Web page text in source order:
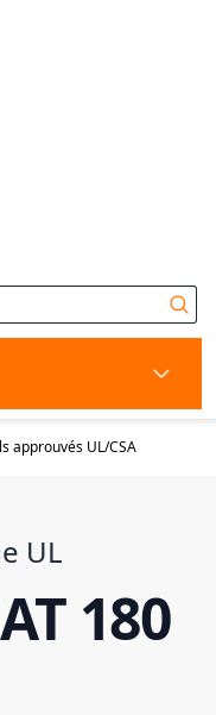
approuvés UL/CSA
UL
180